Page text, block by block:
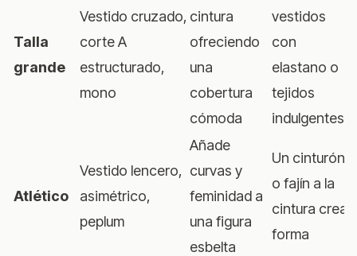
Talla
grande
Vestido cruzado,
corte A
estructurado,
mono
cintura
ofreciendo
una
cobertura
cómoda
vestidos
con
elastano o
tejidos
indulgentes
Atlético
Vestido lencero,
asimétrico,
peplum
Añade
curvas y
feminidad a
una figura
esbelta
Un cinturón
o fajín a la
cintura crea
forma